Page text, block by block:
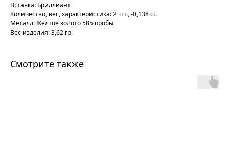
Вставка: Бриллиант
Количество, вес, характеристика: 2 шт., -0,138 ct.
Металл: Желтое золото 585 пробы
Вес изделия: 3,62 гр.
Смотрите также